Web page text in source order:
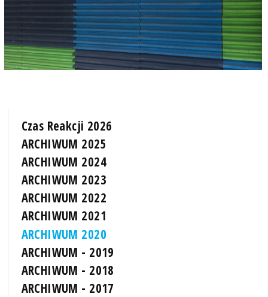
Czas Reakcji 2026
ARCHIWUM 2025
ARCHIWUM 2024
ARCHIWUM 2023
ARCHIWUM 2022
ARCHIWUM 2021
ARCHIWUM 2020
ARCHIWUM - 2019
ARCHIWUM - 2018
ARCHIWUM - 2017